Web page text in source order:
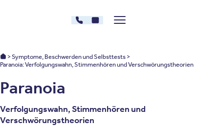
030 - 26478607
Kontakt
Menü zeigen/verstecken
Oberberg Kliniken: Startseite
Symptome, Beschwerden und Selbsttests
Paranoia: Verfolgungswahn, Stimmenhören und Verschwörungstheorien
Paranoia
Verfolgungswahn, Stimmenhören und
Verschwörungstheorien